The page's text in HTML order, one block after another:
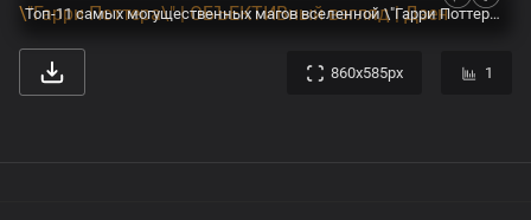
Топ-11 самых могущественных магов вселенной \"Гарри Поттера\" | ОБЪЕКТИВный взгляд | Дзен
860x585px 1